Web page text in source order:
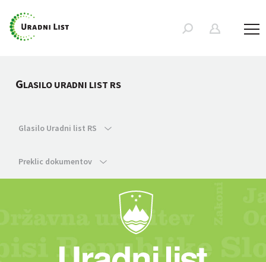
GLASILO URADNI LIST RS
Glasilo Uradni list RS
Preklic dokumentov